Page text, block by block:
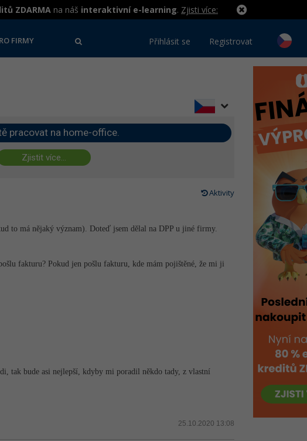
ZDARMA na náš interaktivní e-learning. Zjisti více:
FIRMY Přihlásit se Registrovat
pracovat na home-office.
Zjistit více...
Aktivity
to má nějaký význam). Doteď jsem dělal na DPP u jiné firmy.
fakturu? Pokud jen pošlu fakturu, kde mám pojištěné, že mi ji
tak bude asi nejlepší, kdyby mi poradil někdo tady, z vlastní
25.10.2020 13:08